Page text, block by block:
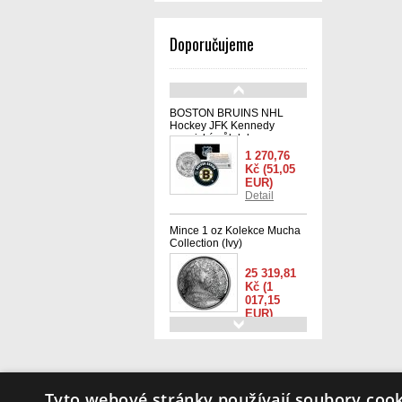
Doporučujeme
BOSTON BRUINS NHL
Hockey JFK Kennedy
americký půl dolaru -
oficiálně licencovaná
1 270,76
Kč (51,05
EUR)
Detail
Mince 1 oz Kolekce Mucha
Collection (Ivy)
25 319,81
Kč (1
017,15
EUR)
sada 6 ks
Info